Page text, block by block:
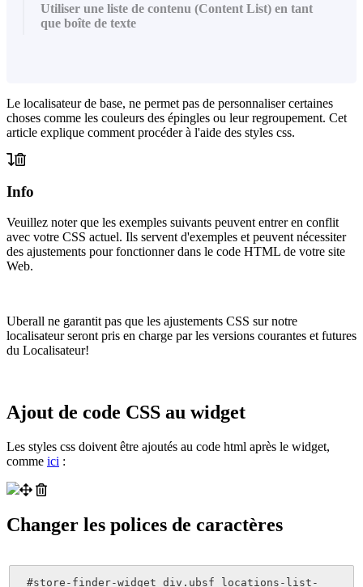
Utiliser une liste de contenu (Content List) en tant
que boîte de texte
Le localisateur de base, ne permet pas de personnaliser certaines
choses comme les couleurs des épingles ou leur regroupement. Cet
article explique comment procéder à l'aide des styles css.
Info
Veuillez noter que les exemples suivants peuvent entrer en conflit
avec votre CSS actuel. Ils servent d'exemples et peuvent nécessiter
des ajustements pour fonctionner dans le code HTML de votre site
Web.
Uberall ne garantit pas que les ajustements CSS sur notre
localisateur seront pris en charge par les versions courantes et futures
du Localisateur!
Ajout de code CSS au widget
Les styles css doivent être ajoutés au code html après le widget,
comme ici :
Changer les polices de caractères